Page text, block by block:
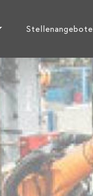
Stellenangebote